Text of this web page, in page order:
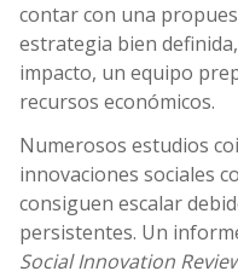
contar con una
estrategia bien
impacto, un equipo
recursos económicos.
Numerosos estudios
innovaciones sociales
consiguen escalar
persistentes. Un
Social Innovation